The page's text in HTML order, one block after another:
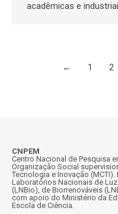
acadêmicas e
← 1 2
CNPEM
Centro Nacional de Pesquisa
Organização Social
Tecnologia e Inovação
Laboratórios Nacionais de
(LNBio), de Biorrenováveis
com apoio do Ministério da
Escola de Ciência.